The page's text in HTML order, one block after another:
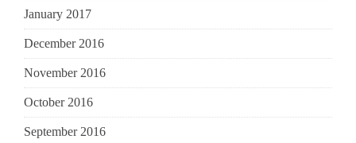
January 2017
December 2016
November 2016
October 2016
September 2016